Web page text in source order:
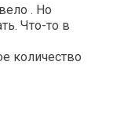
. Но
Что-то в
количество